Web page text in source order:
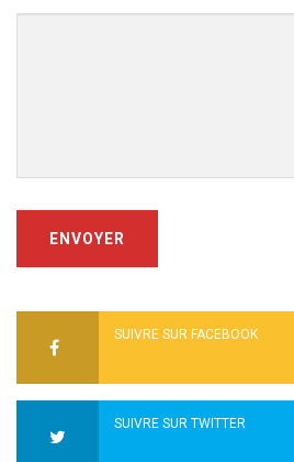
ENVOYER
SUIVRE SUR FACEBOOK
SUIVRE SUR TWITTER